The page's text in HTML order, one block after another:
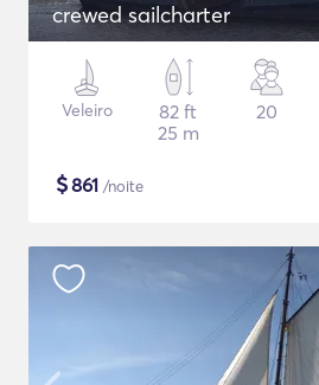
crewed sailcharter
Veleiro
82 ft
25 m
20
$861 /noite